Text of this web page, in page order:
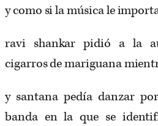
y como si la música le
ravi shankar pidió a la
cigarros de mariguana
y santana pedía danzar
banda en la que se